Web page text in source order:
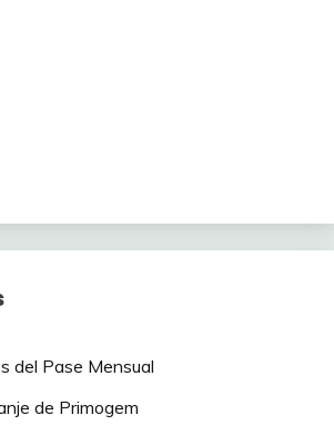
del Pase Mensual
de Primogem